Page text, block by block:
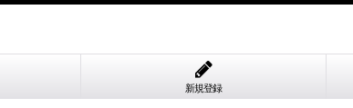
新規登録